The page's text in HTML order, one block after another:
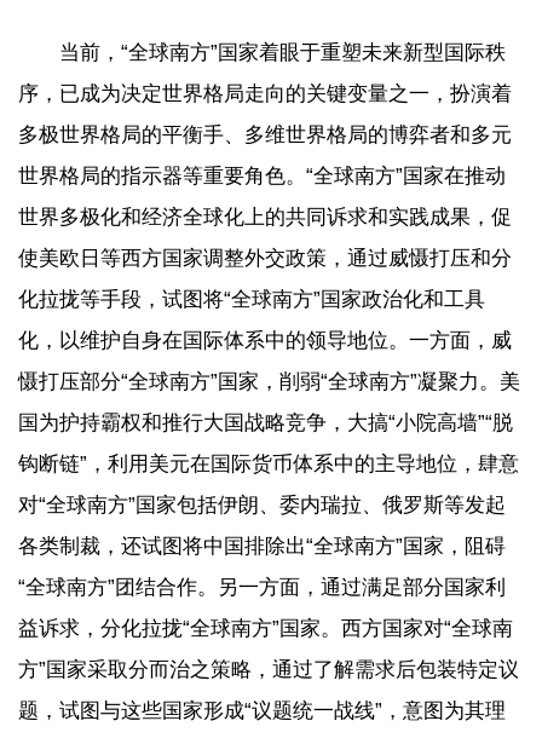
当前，“全球南方”国家着眼于重塑未来新型国际秩
序，已成为决定世界格局走向的关键变量之一，扮演着
多极世界格局的平衡手、多维世界格局的博弈者和多元
世界格局的指示器等重要角色。“全球南方”国家在推动
世界多极化和经济全球化上的共同诉求和实践成果，促
使美欧日等西方国家调整外交政策，通过威慑打压和分
化拉拢等手段，试图将“全球南方”国家政治化和工具
化，以维护自身在国际体系中的领导地位。一方面，威
慑打压部分“全球南方”国家，削弱“全球南方”凝聚力。美
国为护持霸权和推行大国战略竞争，大搞“小院高墙”“脱
钩断链”，利用美元在国际货币体系中的主导地位，肆意
对“全球南方”国家包括伊朗、委内瑞拉、俄罗斯等发起
各类制裁，还试图将中国排除出“全球南方”国家，阻碍
“全球南方”团结合作。另一方面，通过满足部分国家利
益诉求，分化拉拢“全球南方”国家。西方国家对“全球南
方”国家采取分而治之策略，通过了解需求后包装特定议
题，试图与这些国家形成“议题统一战线”，意图为其理